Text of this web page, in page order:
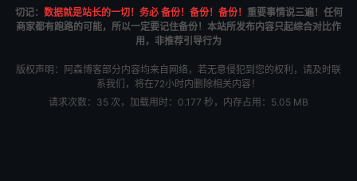
切记： 数据就是站长的一切！务必 备份！备份！备份！ 重要事情说三遍！任何
商家都有跑路的可能，所以一定要记住备份！本站所发布内容只起综合对比作
用，非推荐引导行为
版权声明：阿森博客部分内容均来自网络，若无意侵犯到您的权利，请及时联
系我们，将在72小时内删除相关内容！
请求次数：35 次，加载用时：0.177 秒，内存占用：5.05 MB